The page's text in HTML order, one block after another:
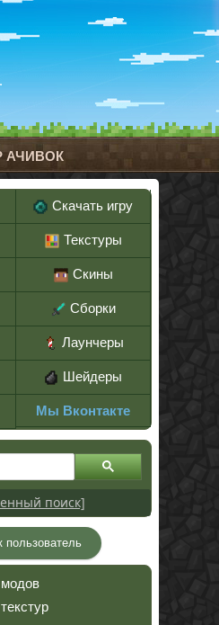
АЧИВОК
Скачать игру
Текстуры
Скины
Сборки
Лаунчеры
Шейдеры
Мы Вконтакте
поиск]
пользователь